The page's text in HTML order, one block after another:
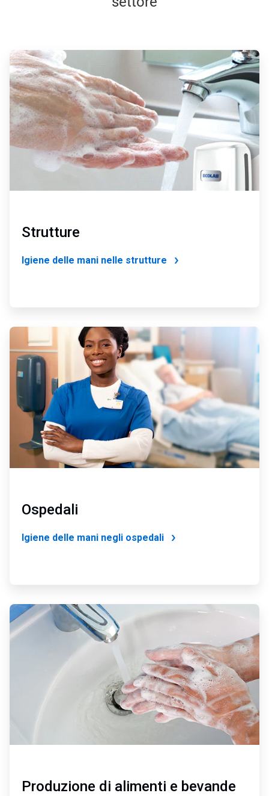
ArticleTile
1
di
4
Strutture
Igiene delle mani nelle strutture
ArticleTile
di
Ospedali
Igiene delle mani negli ospedali
ArticleTile
3
di
Produzione di alimenti e bevande